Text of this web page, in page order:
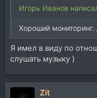
Игорь Иванов
Хороший мониторинг.
Я имел в виду по
слушать музыку )
Zit